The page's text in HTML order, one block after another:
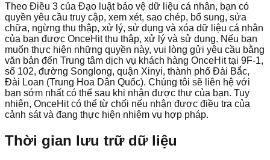
Theo Điều 3 của Đạo luật bảo vệ dữ liệu cá nhân, bạn có
quyền yêu cầu truy cập, xem xét, sao chép, bổ sung, sửa
chữa, ngừng thu thập, xử lý, sử dụng và xóa dữ liệu cá nhân
của bạn được OnceHit thu thập, xử lý và sử dụng. Nếu bạn
muốn thực hiện những quyền này, vui lòng gửi yêu cầu bằng
văn bản đến Trung tâm dịch vụ khách hàng OnceHit tại 9F-1,
số 102, đường Songlong, quận Xinyi, thành phố Đài Bắc,
Đài Loan (Trung Hoa Dân Quốc). Chúng tôi sẽ liên hệ với
bạn sớm nhất có thể sau khi nhận được thư của bạn. Tuy
nhiên, OnceHit có thể từ chối nếu nhận được điều tra của
cảnh sát và đang thực hiện nhiệm vụ hợp pháp.
Thời gian lưu trữ dữ liệu